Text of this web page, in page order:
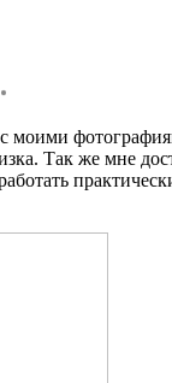
моими
Так же мне